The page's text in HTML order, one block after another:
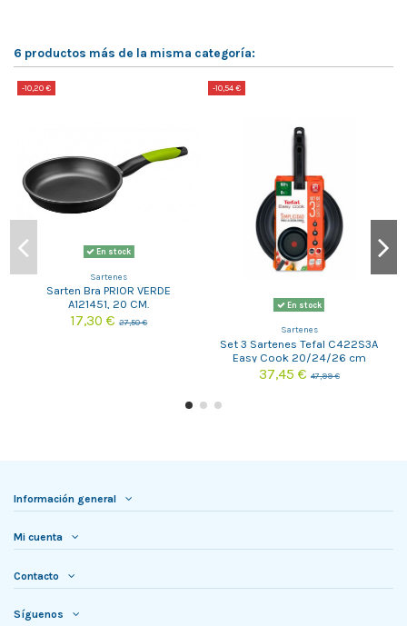
6 productos más de la misma categoría:
-10,20 €
En stock
Sartenes
Sarten Bra PRIOR VERDE
A121451, 20 CM.
17,30 €27,50 €
-10,54 €
En stock
Sartenes
Set 3 Sartenes Tefal C422S3A
Easy Cook 20/24/26 cm
37,45 € 47,99 €
Información general
Mi cuenta
Contacto
Síguenos